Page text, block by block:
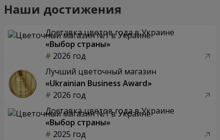
Наши достижения
Доставка цветов года в Украине
«Выбор страны»
2026 год
Лучший цветочный магазин
«Ukrainian Business Award»
2026 год
Доставка цветов года в Украине
«Выбор страны»
2025 год